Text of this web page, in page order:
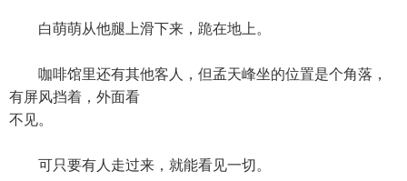
白萌萌从他腿上滑下来，跪在地上。
咖啡馆里还有其他客人，但孟天峰坐的位置是个角落，
有屏风挡着，外面看
不见。
可只要有人走过来，就能看见一切。